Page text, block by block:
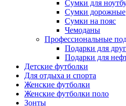
Сумки для
Сумки дорожные
Сумки на пояс
Чемоданы
Профессиональные
Подарки для
Подарки для
Детские футболки
Для отдыха и спорта
Женские футболки
Женские футболки поло
Зонты